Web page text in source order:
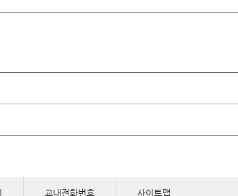
교내전화번호 사이트맵